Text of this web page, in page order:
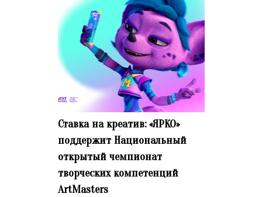
Ставка на креатив: «ЯРКО»
поддержит Национальный
открытый чемпионат
творческих компетенций
ArtMasters